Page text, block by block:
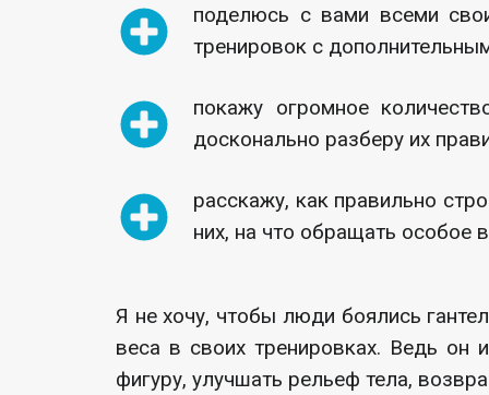
поделюсь с вами всеми
тренировок с
покажу огромное
досконально разберу их
расскажу, как правильно
них, на что обращать особое
Я не хочу, чтобы люди боялись
веса в своих тренировках. Ведь он
фигуру, улучшать рельеф тела,